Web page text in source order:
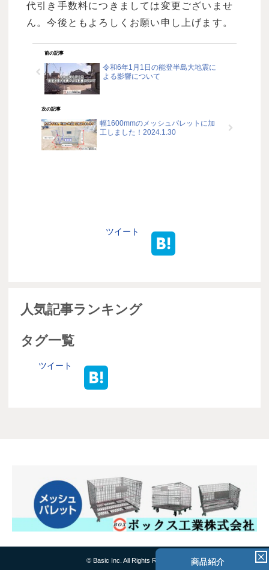
代引き手数料につきましては変更ございませ
ん。今後ともよろしくお願い申し上げます。
前の記事
令和6年1月1日の能登半島大地震に
よる影響について
次の記事
幅1600mmのメッシュパレットに加
工しました！2024.1.30
ツイート
人気記事ランキング
タグ一覧
ツイート
© Basic Inc. All Rights Reserved. 商品紹介